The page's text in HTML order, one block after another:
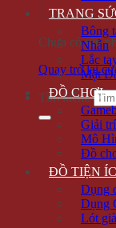
Chưa có sản
Quay trở lại
Tìm kiếm:
TRANG
Bông
Nhẫn
Lắc
Mặt
ĐỒ CHƠI
Giải trí
Mô
Đồ
ĐỒ TIỆN
Dụng
Dụng
Lót